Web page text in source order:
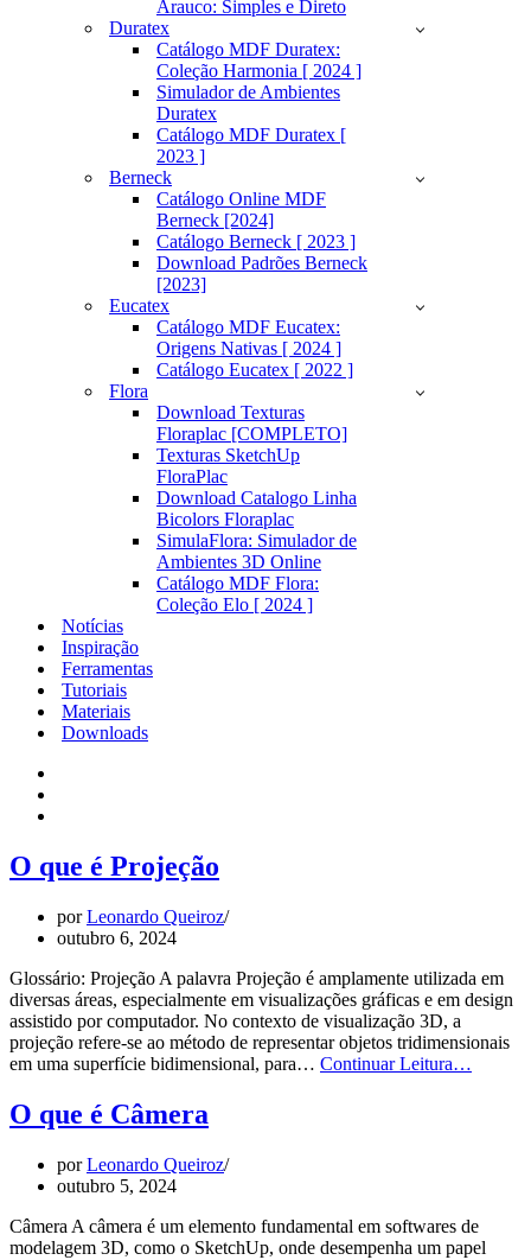
Arauco: Simples e Direto
Duratex
Catálogo MDF Duratex:
Coleção Harmonia [ 2024 ]
Simulador de Ambientes
Duratex
Catálogo MDF Duratex [
2023 ]
Berneck
Catálogo Online MDF
Berneck [2024]
Catálogo Berneck [ 2023 ]
Download Padrões Berneck
[2023]
Eucatex
Catálogo MDF Eucatex:
Origens Nativas [ 2024 ]
Catálogo Eucatex [ 2022 ]
Flora
Download Texturas
Floraplac [COMPLETO]
Texturas SketchUp
FloraPlac
Download Catalogo Linha
Bicolors Floraplac
SimulaFlora: Simulador de
Ambientes 3D Online
Catálogo MDF Flora:
Coleção Elo [ 2024 ]
Notícias
Inspiração
Ferramentas
Tutoriais
Materiais
Downloads
O que é Projeção
porLeonardo Queiroz
outubro 6, 2024
Glossário: Projeção A palavra Projeção é amplamente utilizada em
diversas áreas, especialmente em visualizações gráficas e em design
assistido por computador. No contexto de visualização 3D, a
projeção refere-se ao método de representar objetos tridimensionais
em uma superfície bidimensional, para… Continuar Leitura…
O que é Câmera
porLeonardo Queiroz
outubro 5, 2024
Câmera A câmera é um elemento fundamental em softwares de
modelagem 3D, como o SketchUp, onde desempenha um papel